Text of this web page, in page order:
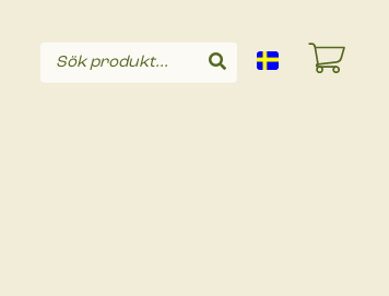
Sök produkt...